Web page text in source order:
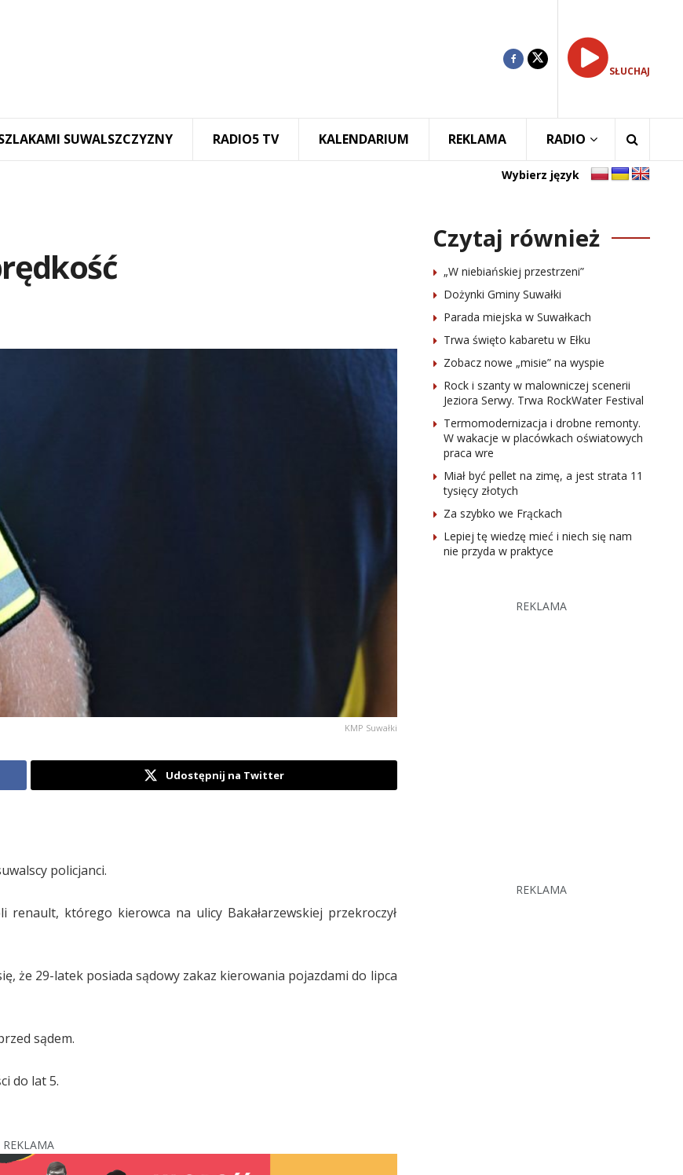
SŁUCHAJ
SUWALSZCZYZNY RADIO5 TV KALENDARIUM REKLAMA RADIO
Wybierz język
KMP Suwałki
Udostępnij na Twitter
policjanci.
którego kierowca na ulicy Bakałarzewskiej przekroczył
że 29-latek posiada sądowy zakaz kierowania pojazdami do lipca
sądem.
do lat 5.
REKLAMA
Czytaj również
„W niebiańskiej przestrzeni”
Dożynki Gminy Suwałki
Parada miejska w Suwałkach
Trwa święto kabaretu w Ełku
Zobacz nowe „misie” na wyspie
Rock i szanty w malowniczej scenerii
Jeziora Serwy. Trwa RockWater Festival
Termomodernizacja i drobne remonty.
W wakacje w placówkach oświatowych
praca wre
Miał być pellet na zimę, a jest strata 11
tysięcy złotych
Za szybko we Frąckach
Lepiej tę wiedzę mieć i niech się nam
nie przyda w praktyce
REKLAMA
REKLAMA